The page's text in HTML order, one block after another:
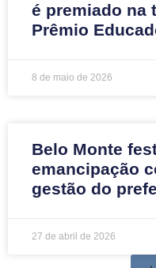
é premiado na
Prêmio
8 de maio de 2026
Belo Monte
emancipação
gestão do
27 de abril de 2026